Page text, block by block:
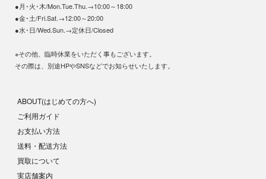
●月･火･木/Mon.Tue.Thu.→10:00～18:00
●金･土/Fri.Sat.→12:00～20:00
●水･日/Wed.Sun.→定休日/Closed
※その他、臨時休業をいただく事もございます。
その際は、別途HPやSNSなどでお知らせいたします。
ABOUT(はじめての方へ)
ご利用ガイド
お支払い方法
送料・配送方法
買取について
実店舗案内